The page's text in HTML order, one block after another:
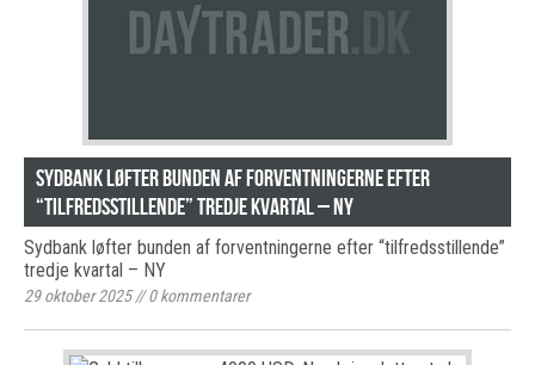
Sydbank løfter bunden af forventningerne efter
“tilfredsstillende” tredje kvartal – NY
Sydbank løfter bunden af forventningerne efter “tilfredsstillende”
tredje kvartal – NY
29 oktober 2025//0kommentarer